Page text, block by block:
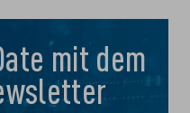
mit dem